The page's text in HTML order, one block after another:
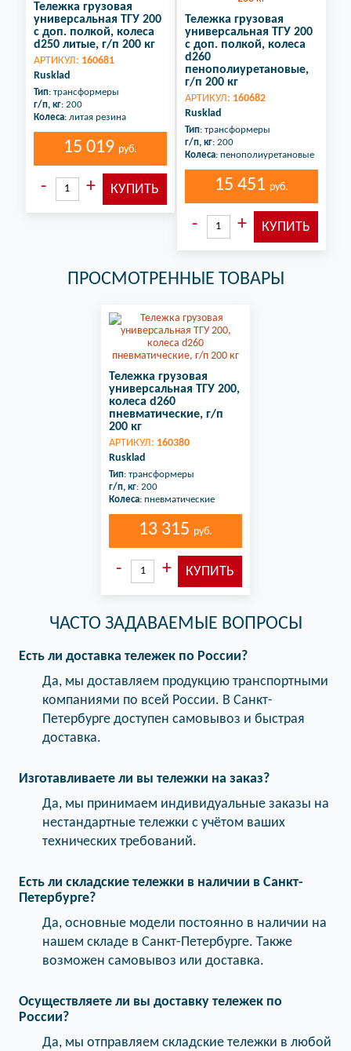
Тележка грузовая
универсальная ТГУ 200
с доп. полкой, колеса
d250 литые, г/п 200 кг
АРТИКУЛ: 160681
Rusklad
Тип: трансформеры
г/п, кг: 200
Колеса: литая резина
15 019 руб.
Тележка грузовая
универсальная ТГУ 200
с доп. полкой, колеса
d260
пенополиуретановые,
г/п 200 кг
АРТИКУЛ: 160682
Rusklad
Тип: трансформеры
г/п, кг: 200
Колеса: пенополиуретановые
15 451 руб.
ПРОСМОТРЕННЫЕ ТОВАРЫ
Тележка грузовая
универсальная ТГУ 200,
колеса d260
пневматические, г/п
200 кг
АРТИКУЛ: 160380
Rusklad
Тип: трансформеры
г/п, кг: 200
Колеса: пневматические
13 315 руб.
ЧАСТО ЗАДАВАЕМЫЕ ВОПРОСЫ
Есть ли доставка тележек по России?
Да, мы доставляем продукцию транспортными
компаниями по всей России. В Санкт-
Петербурге доступен самовывоз и быстрая
доставка.
Изготавливаете ли вы тележки на заказ?
Да, мы принимаем индивидуальные заказы на
нестандартные тележки с учётом ваших
технических требований.
Есть ли складские тележки в наличии в Санкт-
Петербурге?
Да, основные модели постоянно в наличии на
нашем складе в Санкт-Петербурге. Также
возможен самовывоз или доставка.
Осуществляете ли вы доставку тележек по
России?
Да, мы отправляем складские тележки в любой